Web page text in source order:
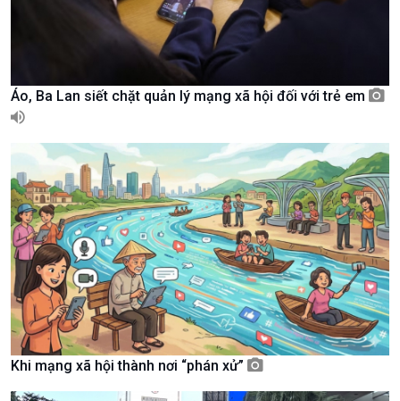
Thời sự 21h30
Bản tin
Chuyên mục
Áo, Ba Lan siết chặt quản lý mạng xã hội đối với trẻ em
Khi mạng xã hội thành nơi “phán xử”